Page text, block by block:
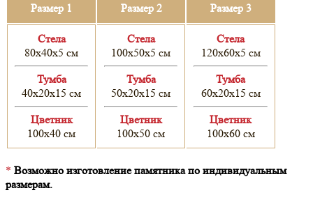
Размер 1 Размер 2 Размер 3
Cтела
80х40х5 см
Тумба
40х20х15 см
Цветник
100х40 см
Cтела
100х50х5 см
Тумба
50х20х15 см
Цветник
100х50 см
Cтела
120х60х5 см
Тумба
60х20х15 см
Цветник
100х60 см
* Возможно изготовление памятника по индивидуальным
размерам.